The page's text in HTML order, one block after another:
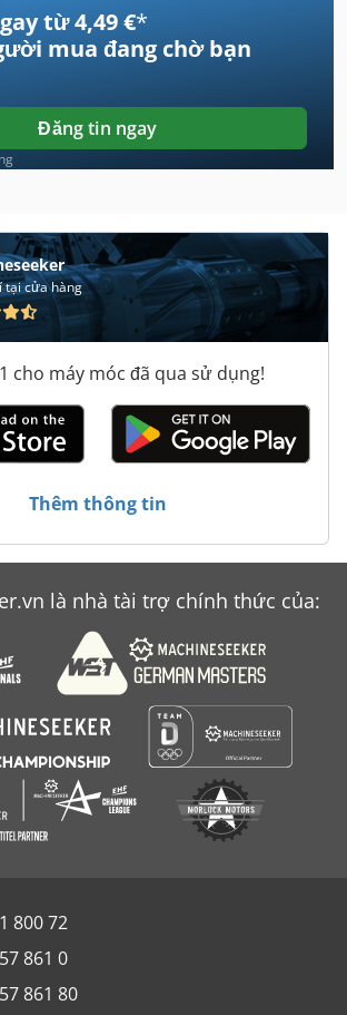
110
140
từ 4,49 €*
mua đang chờ bạn
Đăng tin ngay
tại cửa hàng
cho máy móc đã qua sử dụng!
Thêm thông tin
là nhà tài trợ chính thức của:
800 72
861 0
861 80